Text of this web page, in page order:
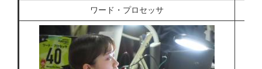
ワード・プロセッサ